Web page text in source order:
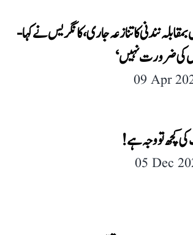
نندنی کا تنازعہ جاری، کانگریس نے کہا-
کی ضرورت نہیں‘
09 Apr
کچھ تو وجہ ہے!
05 Dec